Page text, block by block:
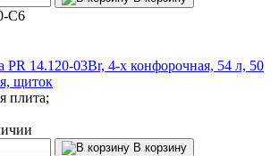
C6
PR 14.120-03Br, 4-х конфорочная, 54 л, 50
щиток
плита;
В корзину